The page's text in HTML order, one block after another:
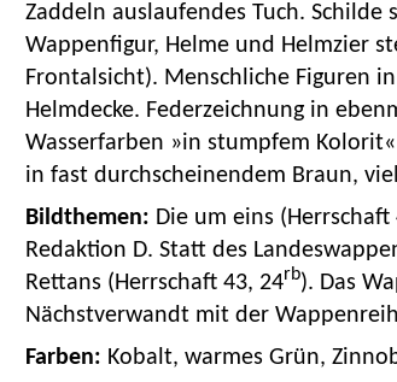
Zaddeln auslaufendes Tuch.
Wappenfigur, Helme und Helmzier
Frontalsicht). Menschliche Figuren
Helmdecke. Federzeichnung in
Wasserfarben »in stumpfem
in fast durchscheinendem Braun,
Bildthemen: Die um eins
Redaktion D. Statt des
Rettans (Herrschaft 43, 24rb). Das
Nächstverwandt mit der
Farben: Kobalt, warmes Grün,